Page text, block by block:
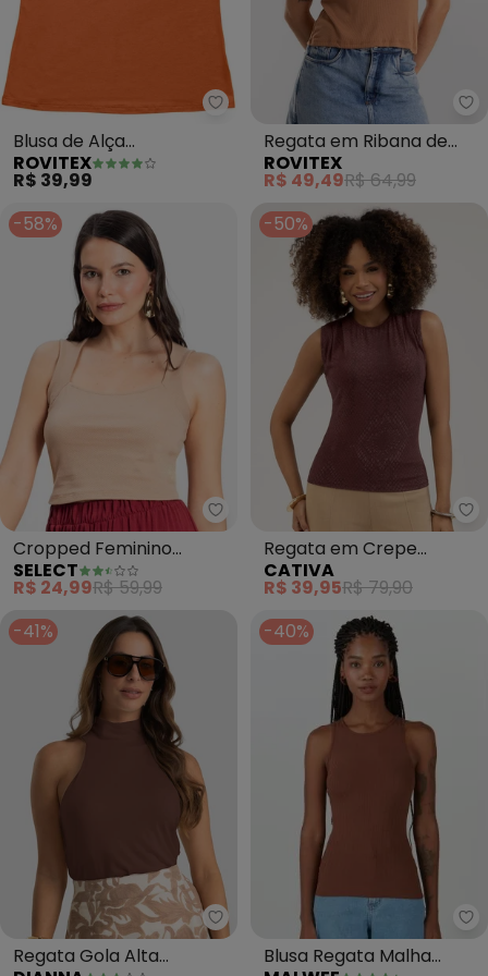
Rovitex - Blusa de Alça
Blusa de Alça
Viscotorcion Básica
(Marrom)
ROVITEX
R$ 39,99
Regata em Ribana de
Viscose (Marrom)
ROVITEX
R$ 49,49R$ 64,99
-58%
Select - Cropped Feminino
Cropped Feminino
(Marrom)
SELECT
R$ 24,99R$ 59,99
-50%
Regata em Crepe
(Marrom Escuro)
CATIVA
R$ 39,95R$ 79,90
-41%
Dianna - Regata Gola Alta
Regata Gola Alta
-40%
Blusa Regata Malha